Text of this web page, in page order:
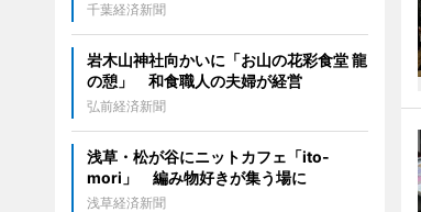
千葉経済新聞
岩木山神社向かいに「お山の花彩食堂 龍
の憩」 和食職人の夫婦が経営
弘前経済新聞
浅草・松が谷にニットカフェ「ito-
mori」 編み物好きが集う場に
浅草経済新聞